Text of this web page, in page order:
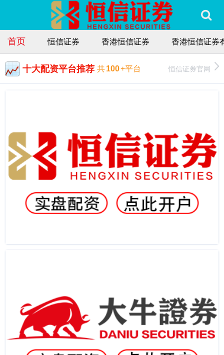
首页 恒信证券 香港恒信证券 香港恒信证券
十大配资平台推荐 共100+平台 恒信证券官网